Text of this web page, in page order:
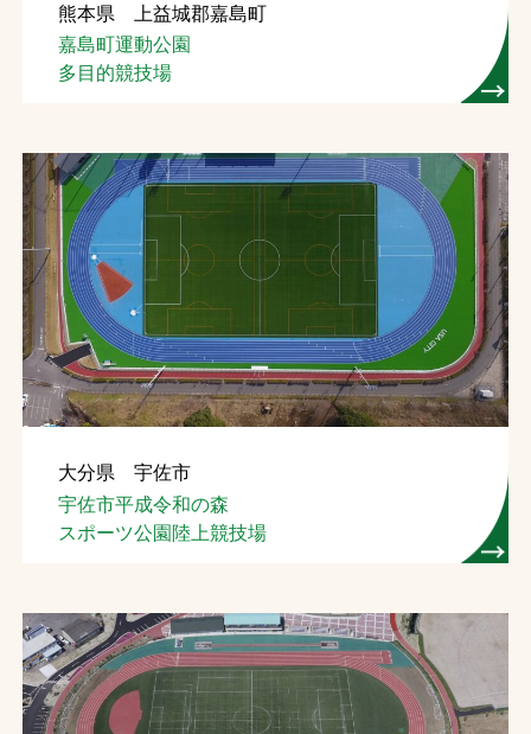
熊本県 上益城郡嘉島町
嘉島町運動公園
多目的競技場
大分県 宇佐市
宇佐市平成令和の森
スポーツ公園陸上競技場